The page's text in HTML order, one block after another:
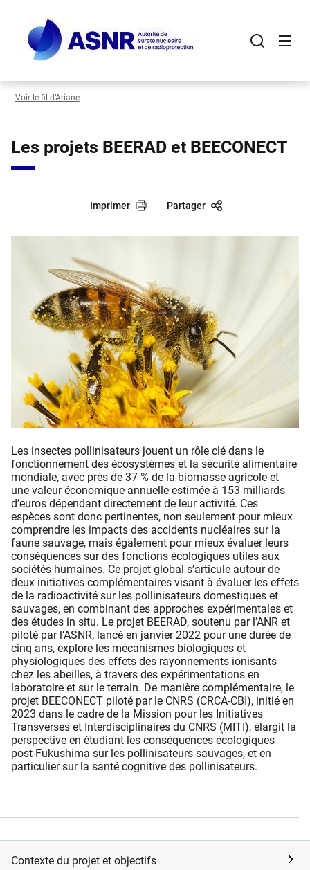
contenu
principal
Voir le fil d’Ariane
Les projets BEERAD et BEECONECT
Imprimer Partager
Les insectes pollinisateurs jouent un rôle clé dans le
fonctionnement des écosystèmes et la sécurité alimentaire
mondiale, avec près de 37 % de la biomasse agricole et
une valeur économique annuelle estimée à 153 milliards
d’euros dépendant directement de leur activité. Ces
espèces sont donc pertinentes, non seulement pour mieux
comprendre les impacts des accidents nucléaires sur la
faune sauvage, mais également pour mieux évaluer leurs
conséquences sur des fonctions écologiques utiles aux
sociétés humaines. Ce projet global s’articule autour de
deux initiatives complémentaires visant à évaluer les effets
de la radioactivité sur les pollinisateurs domestiques et
sauvages, en combinant des approches expérimentales et
des études in situ. Le projet BEERAD, soutenu par l’ANR et
piloté par l’ASNR, lancé en janvier 2022 pour une durée de
cinq ans, explore les mécanismes biologiques et
physiologiques des effets des rayonnements ionisants
chez les abeilles, à travers des expérimentations en
laboratoire et sur le terrain. De manière complémentaire, le
projet BEECONECT piloté par le CNRS (CRCA-CBI), initié en
2023 dans le cadre de la Mission pour les Initiatives
Transverses et Interdisciplinaires du CNRS (MITI), élargit la
perspective en étudiant les conséquences écologiques
post-Fukushima sur les pollinisateurs sauvages, et en
particulier sur la santé cognitive des pollinisateurs.
Contexte du projet et objectifs